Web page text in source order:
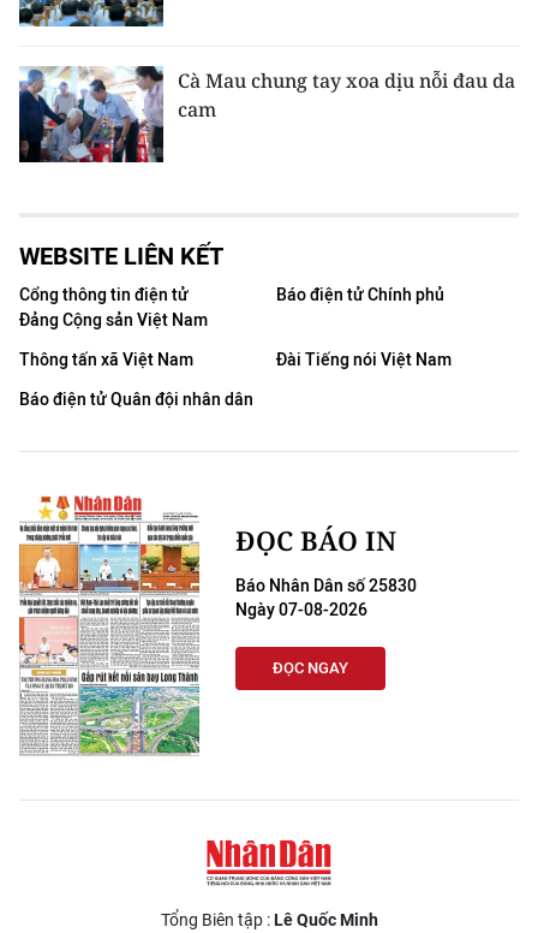
Cà Mau chung tay xoa dịu nỗi đau da
cam
WEBSITE LIÊN KẾT
Cổng thông tin điện tử
Đảng Cộng sản Việt Nam
Báo điện tử Chính phủ
Thông tấn xã Việt Nam
Đài Tiếng nói Việt Nam
Báo điện tử Quân đội nhân dân
ĐỌC BÁO IN
Báo Nhân Dân số 25830
Ngày 07-08-2026
ĐỌC NGAY
Tổng Biên tập :Lê Quốc Minh